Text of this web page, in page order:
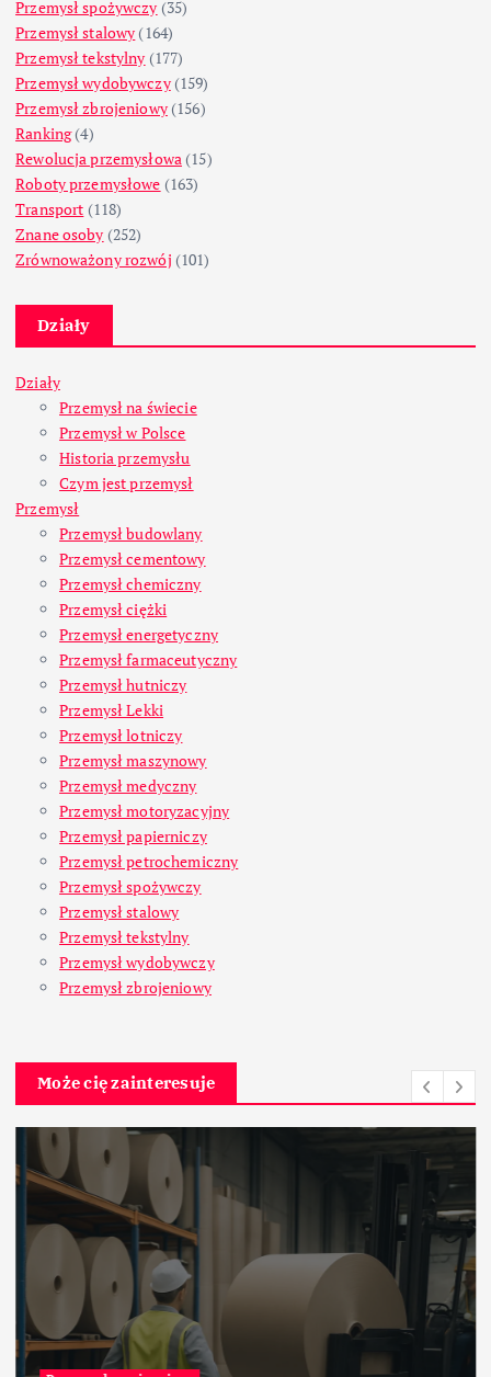
Przemysł spożywczy (35)
Przemysł stalowy (164)
Przemysł tekstylny (177)
Przemysł wydobywczy(159)
Przemysł zbrojeniowy(156)
Ranking(4)
Rewolucja przemysłowa (15)
Roboty przemysłowe (163)
Transport (118)
Znane osoby (252)
Zrównoważony rozwój (101)
Działy
Działy
Przemysł na świecie
Przemysł w Polsce
Historia przemysłu
Czym jest przemysł
Przemysł
Przemysł budowlany
Przemysł cementowy
Przemysł chemiczny
Przemysł ciężki
Przemysł energetyczny
Przemysł farmaceutyczny
Przemysł hutniczy
Przemysł Lekki
Przemysł lotniczy
Przemysł maszynowy
Przemysł medyczny
Przemysł motoryzacyjny
Przemysł papierniczy
Przemysł petrochemiczny
Przemysł spożywczy
Przemysł stalowy
Przemysł tekstylny
Przemysł wydobywczy
Przemysł zbrojeniowy
Może cię zainteresuje